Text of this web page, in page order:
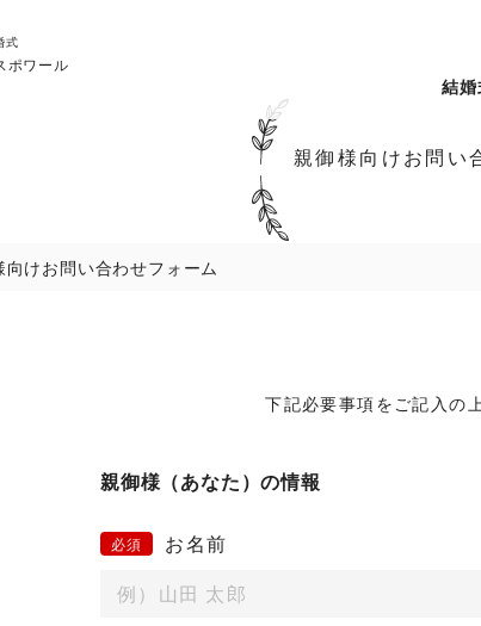
式
ポワール
結婚
親御様向けお問い
向けお問い合わせフォーム
下記必要事項をご記入の
親御様（あなた）の情報
お名前